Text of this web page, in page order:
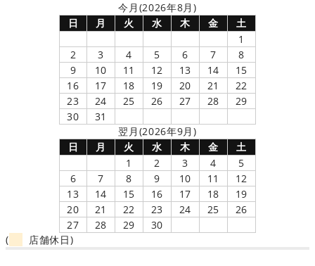
今月(2026年8月)
日
月 火 水 木 金
土
1
2
3 4 5 6 7
8
9
10 11 12 13 14
15
16
17 18 19 20 21
22
23
24 25 26 27 28
29
30
31
翌月(2026年9月)
日
月 火 水 木 金
土
1
2 3 4
5
6
7 8 9 10 11
12
13
14 15 16 17 18
19
20
21 22 23 24 25
26
27
28 29
30
(
店舗休日)